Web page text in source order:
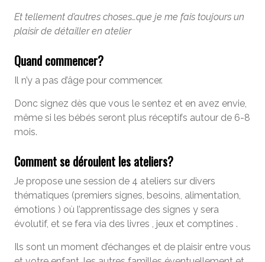
Et tellement d’autres choses…que je me fais toujours un
plaisir de détailler en atelier
Quand commencer?
Il n’y a pas d’âge pour commencer.
Donc signez dès que vous le sentez et en avez envie,
même si les bébés seront plus réceptifs autour de 6-8
mois.
Comment se déroulent les ateliers?
Je propose une session de 4 ateliers sur divers
thématiques (premiers signes, besoins, alimentation,
émotions ) où l’apprentissage des signes y sera
évolutif, et se fera via des livres , jeux et comptines .
Ils sont un moment d’échanges et de plaisir entre vous